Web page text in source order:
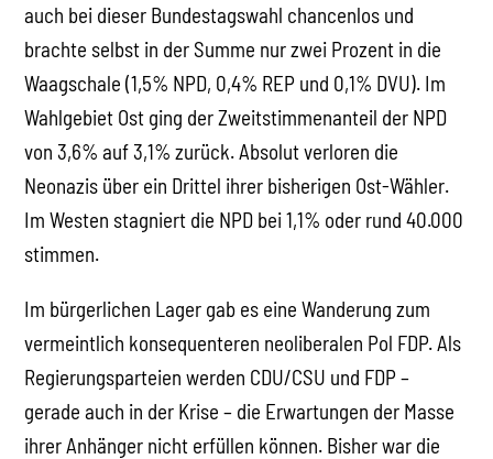
auch bei dieser Bundestagswahl chancenlos und
brachte selbst in der Summe nur zwei Prozent in die
Waagschale (1,5% NPD, 0,4% REP und 0,1% DVU). Im
Wahlgebiet Ost ging der Zweitstimmenanteil der NPD
von 3,6% auf 3,1% zurück. Absolut verloren die
Neonazis über ein Drittel ihrer bisherigen Ost-Wähler.
Im Westen stagniert die NPD bei 1,1% oder rund 40.000
stimmen.
Im bürgerlichen Lager gab es eine Wanderung zum
vermeintlich konsequenteren neoliberalen Pol FDP. Als
Regierungsparteien werden CDU/CSU und FDP –
gerade auch in der Krise – die Erwartungen der Masse
ihrer Anhänger nicht erfüllen können. Bisher war die